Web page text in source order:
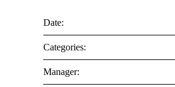
Date:
Categories:
Manager: